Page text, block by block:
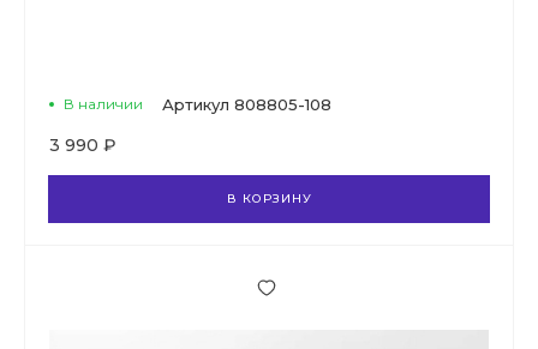
В наличии Артикул 808805-108
3 990 ₽
В КОРЗИНУ